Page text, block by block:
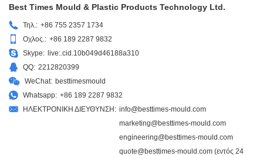
Best Times Mould & Plastic Products Technology Ltd.
Τηλ.: +86 755 2357 1734
Οχλος.: +86 189 2287 9832
Skype: live:.cid.10b049d46188a310
QQ: 2212820399
WeChat: besttimesmould
Whatsapp: +86 189 2287 9832
ΗΛΕΚΤΡΟΝΙΚΗ ΔΙΕΥΘΥΝΣΗ: info@besttimes-mould.com
marketing@besttimes-mould.com
engineering@besttimes-mould.com
quote@besttimes-mould.com (εντός 24